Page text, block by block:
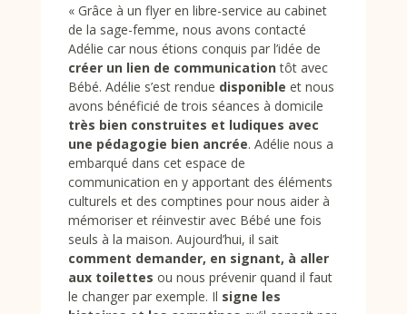
« Grâce à un flyer en libre-service au cabinet
de la sage-femme, nous avons contacté
Adélie car nous étions conquis par l’idée de
créer un lien de communicationtôt avec
Bébé. Adélie s’est rendue disponible et nous
avons bénéficié de trois séances à domicile
très bien construites et ludiques avec
une pédagogie bien ancrée. Adélie nous a
embarqué dans cet espace de
communication en y apportant des éléments
culturels et des comptines pour nous aider à
mémoriser et réinvestir avec Bébé une fois
seuls à la maison. Aujourd’hui, il sait
comment demander, en signant, à aller
aux toilettes ou nous prévenir quand il faut
le changer par exemple. Il signe les